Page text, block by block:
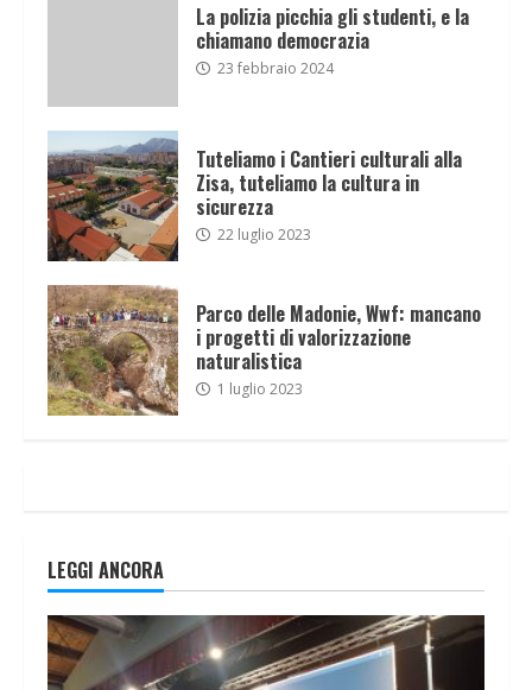
La polizia picchia gli studenti, e la
chiamano democrazia
23 febbraio 2024
Tuteliamo i Cantieri culturali alla
Zisa, tuteliamo la cultura in
sicurezza
22 luglio 2023
Parco delle Madonie, Wwf: mancano
i progetti di valorizzazione
naturalistica
1 luglio 2023
LEGGI ANCORA